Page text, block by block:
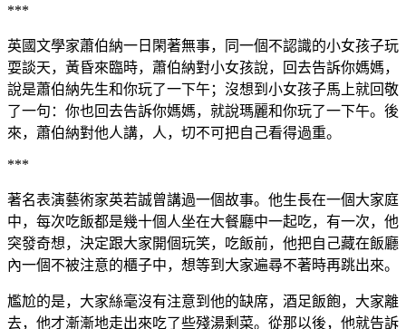
***
英國文學家蕭伯納一日閑著無事，同一個不認識的小女孩子玩
耍談天，黃昏來臨時，蕭伯納對小女孩說，回去告訴你媽媽，
說是蕭伯納先生和你玩了一下午；沒想到小女孩子馬上就回敬
了一句：你也回去告訴你媽媽，就說瑪麗和你玩了一下午。後
來，蕭伯納對他人講，人，切不可把自己看得過重。
***
著名表演藝術家英若誠曾講過一個故事。他生長在一個大家庭
中，每次吃飯都是幾十個人坐在大餐廳中一起吃，有一次，他
突發奇想，決定跟大家開個玩笑，吃飯前，他把自己藏在飯廳
內一個不被注意的櫃子中，想等到大家遍尋不著時再跳出來。
尷尬的是，大家絲毫沒有注意到他的缺席，酒足飯飽，大家離
去，他才漸漸地走出來吃了些殘湯剩菜。從那以後，他就告訴